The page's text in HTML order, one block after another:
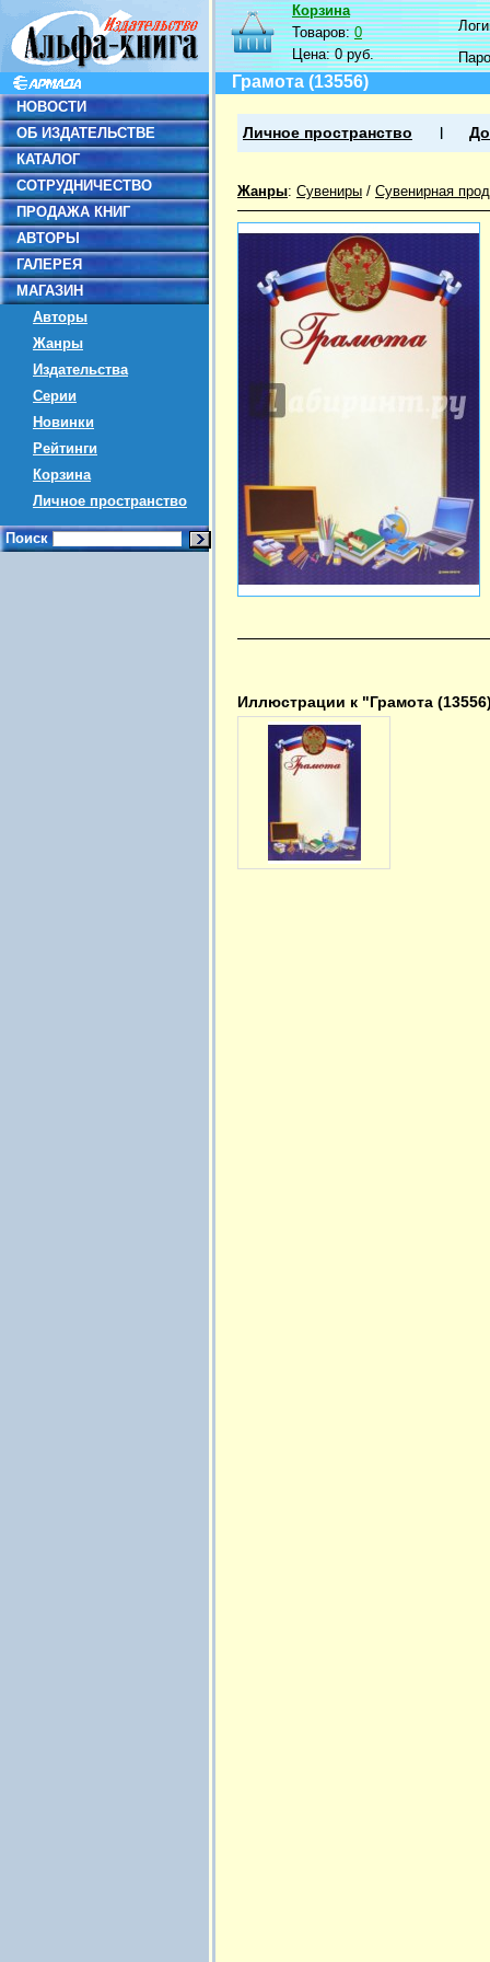
НОВОСТИ
ОБ ИЗДАТЕЛЬСТВЕ
КАТАЛОГ
СОТРУДНИЧЕСТВО
ПРОДАЖА КНИГ
АВТОРЫ
ГАЛЕРЕЯ
МАГАЗИН
Авторы
Жанры
Издательства
Серии
Новинки
Рейтинги
Корзина
Личное пространство
Поиск
Корзина
Товаров:0
Цена:0 руб.
Грамота (13556)
Личное пространство
Жанры: Сувениры / Сувенирная
Иллюстрации к "Грамота